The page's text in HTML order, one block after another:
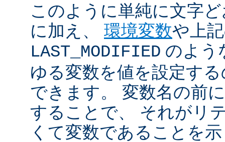
このように単純に文字
に加え、 環境変数や上
LAST_MODIFIED のよう
ゆる変数を値を設定す
できます。 変数名の前
することで、 それがリ
くて変数であることを